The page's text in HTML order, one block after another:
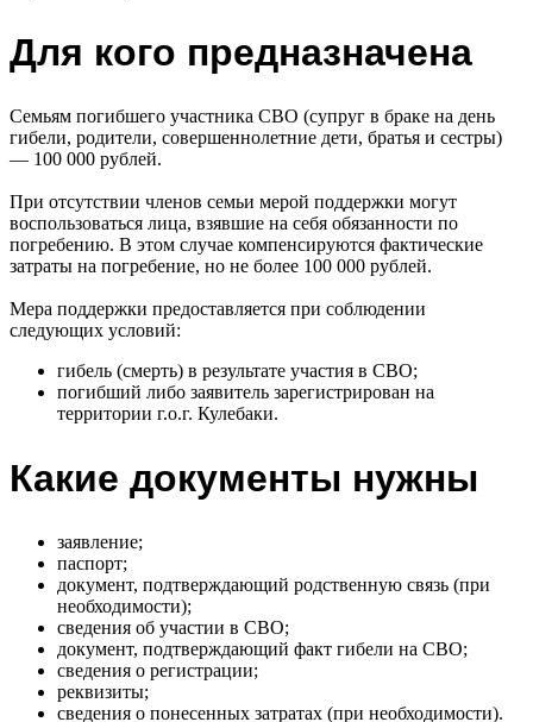
Для кого предназначена
Семьям погибшего участника СВО (супруг в браке на день
гибели, родители, совершеннолетние дети, братья и сестры)
— 100 000 рублей.
При отсутствии членов семьи мерой поддержки могут
воспользоваться лица, взявшие на себя обязанности по
погребению. В этом случае компенсируются фактические
затраты на погребение, но не более 100 000 рублей.
Мера поддержки предоставляется при соблюдении
следующих условий:
гибель (смерть) в результате участия в СВО;
погибший либо заявитель зарегистрирован на
территории г.о.г. Кулебаки.
Какие документы нужны
заявление;
паспорт;
документ, подтверждающий родственную связь (при
необходимости);
сведения об участии в СВО;
документ, подтверждающий факт гибели на СВО;
сведения о регистрации;
реквизиты;
сведения о понесенных затратах (при необходимости).